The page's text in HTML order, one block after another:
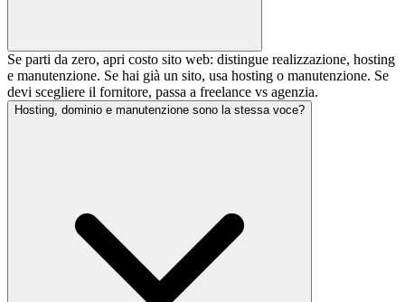
Se parti da zero, apri costo sito web: distingue realizzazione, hosting
e manutenzione. Se hai già un sito, usa hosting o manutenzione. Se
devi scegliere il fornitore, passa a freelance vs agenzia.
Hosting, dominio e manutenzione sono la stessa voce?